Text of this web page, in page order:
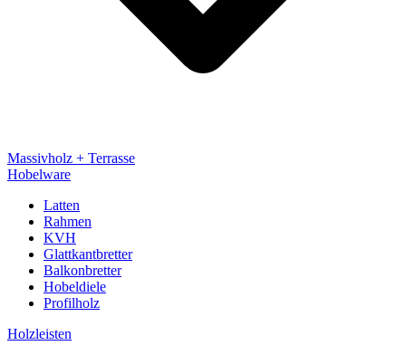
Massivholz + Terrasse
Hobelware
Latten
Rahmen
KVH
Glattkantbretter
Balkonbretter
Hobeldiele
Profilholz
Holzleisten